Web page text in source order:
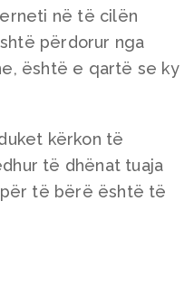
në të cilën
përdorur nga
është e qartë se ky
kërkon të
të dhënat tuaja
të bërë është të